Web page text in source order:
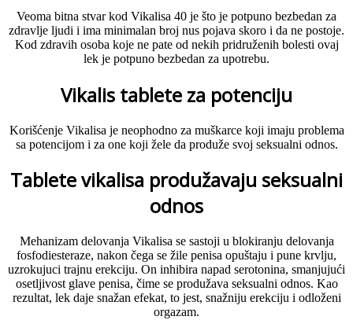
Veoma bitna stvar kod Vikalisa 40 je što je potpuno bezbedan za
zdravlje ljudi i ima minimalan broj nus pojava skoro i da ne postoje.
Kod zdravih osoba koje ne pate od nekih pridruženih bolesti ovaj
lek je potpuno bezbedan za upotrebu.
Vikalis tablete za potenciju
Korišćenje Vikalisa je neophodno za muškarce koji imaju problema
sa potencijom i za one koji žele da produže svoj seksualni odnos.
Tablete vikalisa produžavaju seksualni
odnos
Mehanizam delovanja Vikalisa se sastoji u blokiranju delovanja
fosfodiesteraze, nakon čega se žile penisa opuštaju i pune krvlju,
uzrokujuci trajnu erekciju. On inhibira napad serotonina, smanjujući
osetljivost glave penisa, čime se produžava seksualni odnos. Kao
rezultat, lek daje snažan efekat, to jest, snažniju erekciju i odloženi
orgazam.